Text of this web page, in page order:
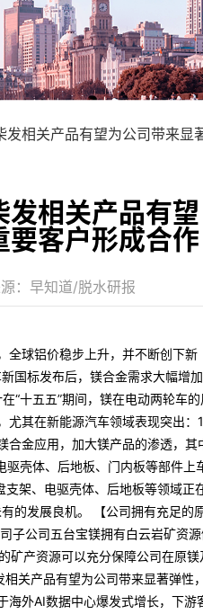
发相关产品有望为公司带来
相关产品有望
要客户形成合作
：早知道/脱水研报
全球铝价稳步上升，并不断创下新
国标发布后，镁合金需求大幅增加
“十五五”期间，镁在电动两轮车的
其在新能源汽车领域表现突出：1
合金应用，加大镁产品的渗透，其
壳体、后地板、门内板等部件上
架、电驱壳体、后地板等领域正
的发展良机。 【公司拥有充足的
子公司五台宝镁拥有白云岩矿资
矿产资源可以充分保障公司在原镁
关产品有望为公司带来显著弹性，
海外AI数据中心爆发式增长，下游